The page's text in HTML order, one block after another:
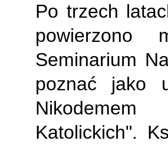
Po trzech
powierzono
Seminarium
poznać jako
Nikodemem
Katolickich".